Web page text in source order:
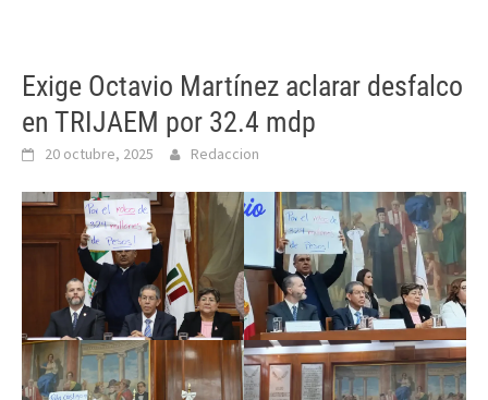
Exige Octavio Martínez aclarar desfalco
en TRIJAEM por 32.4 mdp
20 octubre, 2025 Redaccion